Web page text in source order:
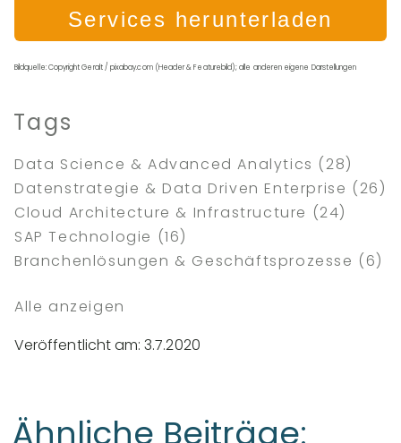
Services herunterladen
Bildquelle: Copyright Geralt / pixabay.com (Header & Featurebild); alle anderen eigene Darstellungen
Tags
Data Science & Advanced Analytics (28)
Datenstrategie & Data Driven Enterprise (26)
Cloud Architecture & Infrastructure (24)
SAP Technologie (16)
Branchenlösungen & Geschäftsprozesse (6)
Alle anzeigen
Veröffentlicht am: 3.7.2020
Ähnliche Beiträge: